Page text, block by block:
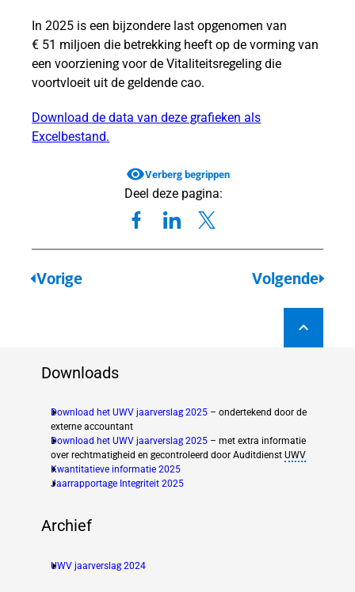
In 2025 is een bijzondere last opgenomen van
€ 51 miljoen die betrekking heeft op de vorming van
een voorziening voor de Vitaliteitsregeling die
voortvloeit uit de geldende cao.
Download de data van deze grafieken als
Excelbestand.
Verberg begrippen
Deel deze pagina:
Vorige Volgende
Downloads
Download het UWV jaarverslag 2025 – ondertekend door de
externe accountant
Download het UWV jaarverslag 2025 – met extra informatie
over rechtmatigheid en gecontroleerd door Auditdienst UWV
Kwantitatieve informatie 2025
Jaarrapportage Integriteit 2025
Archief
UWV jaarverslag 2024